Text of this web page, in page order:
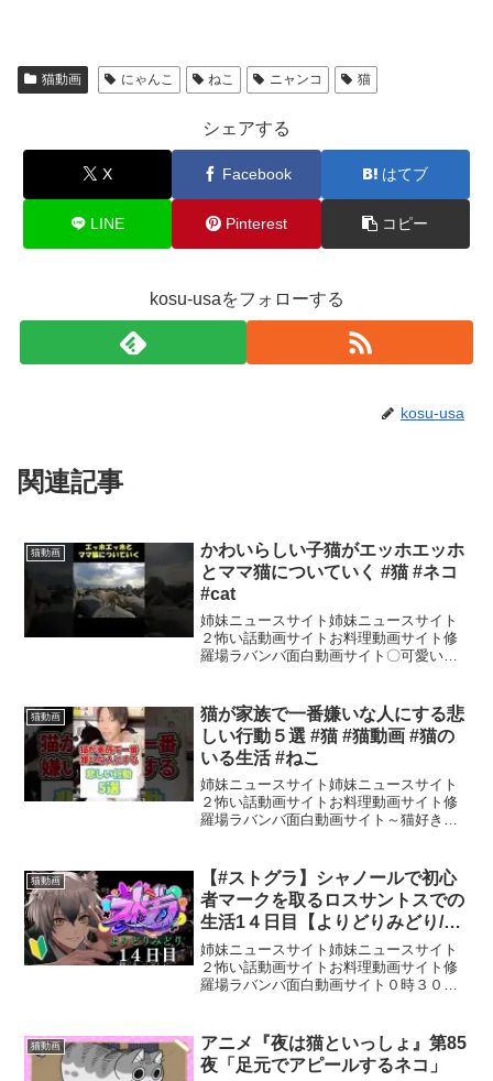
猫動画 にゃんこ ねこ ニャンコ 猫
シェアする
X Facebook はてブ
LINE Pinterest コピー
kosu-usaをフォローする
kosu-usa
関連記事
猫動画
かわいらしい子猫がエッホエッホ
とママ猫についていく #猫 #ネコ
#cat
姉妹ニュースサイト姉妹ニュースサイト
２怖い話動画サイトお料理動画サイト修
羅場ラバンバ面白動画サイト〇可愛い野
X（旧Twitter） 〇TikTok 〇In...
猫動画
猫が家族で一番嫌いな人にする悲
しい行動５選 #猫 #猫動画 #猫の
いる生活 #ねこ
姉妹ニュースサイト姉妹ニュースサイト
２怖い話動画サイトお料理動画サイト修
羅場ラバンバ面白動画サイト～猫好きが
人に届け◽️不幸な猫を減らしたい
猫動画
【#ストグラ】シャノールで初心
者マークを取るロスサントスでの
生活1４日目【よりどりみどり/猫
瀬乃しん】
姉妹ニュースサイト姉妹ニュースサイト
２怖い話動画サイトお料理動画サイト修
羅場ラバンバ面白動画サイト０時３０分
ク」を外します。よりどりみどりが、よ
り”大人”の階段を上る日で...
猫動画
アニメ『夜は猫といっしょ』第85
夜「足元でアピールするネコ」